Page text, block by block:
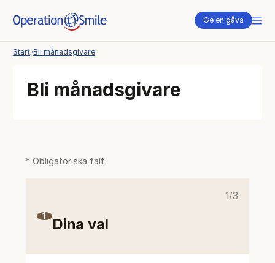
Ge en gåva
Start Bli månadsgivare
Bli månadsgivare
* Obligatoriska fält
1 Dina val
1/3